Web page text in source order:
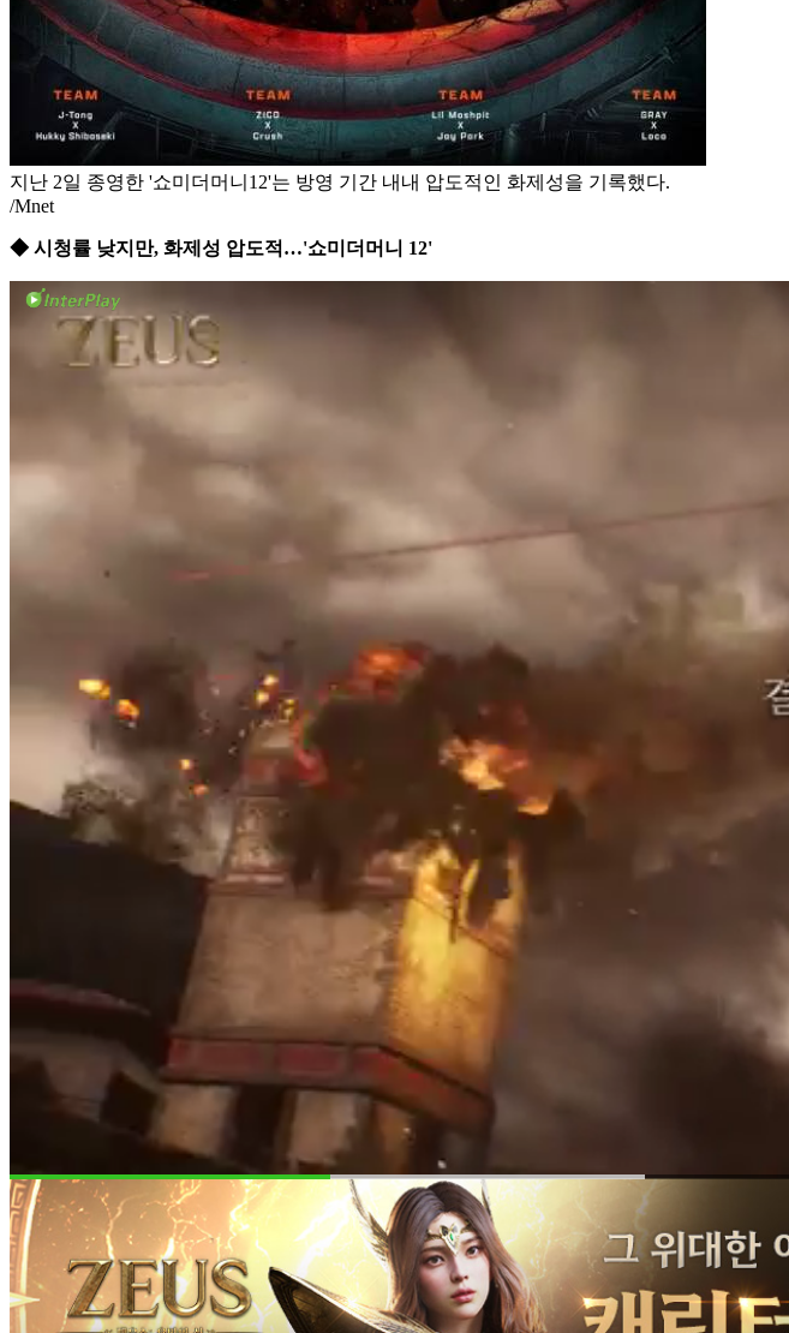
지난 2일 종영한 '쇼미더머니12'는 방영 기간 내내 압도적인 화제성을 기록했다.
/Mnet
◆ 시청률 낮지만, 화제성 압도적…'쇼미더머니 12'